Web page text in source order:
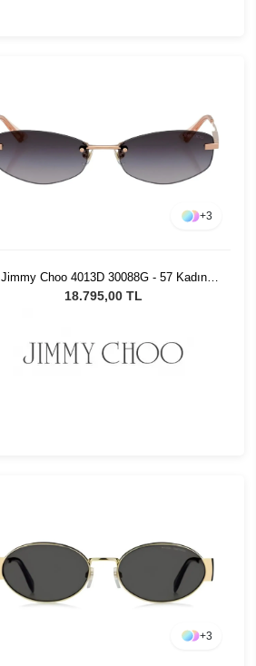
+3
Jimmy Choo 4013D 30088G - 57 Kadın
Güneş Gözlüğü
18.795,00 TL
+3